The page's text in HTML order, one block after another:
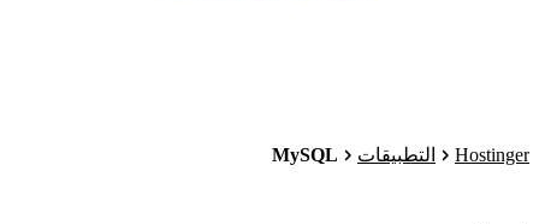
Hostinger التطبيقات MySQL